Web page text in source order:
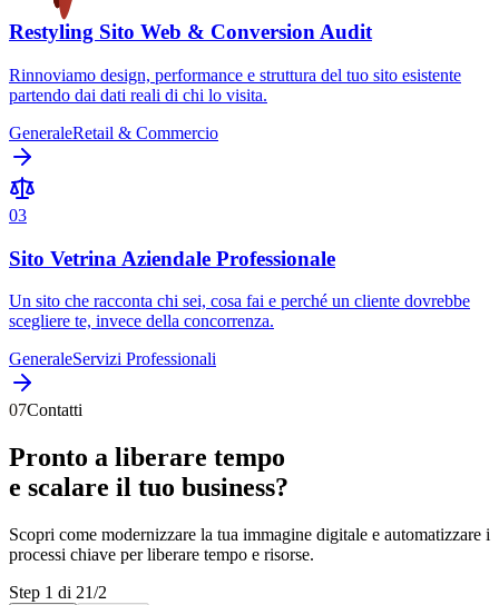
Restyling Sito Web & Conversion Audit
Rinnoviamo design, performance e struttura del tuo sito esistente
partendo dai dati reali di chi lo visita.
GeneraleRetail & Commercio
03
Sito Vetrina Aziendale Professionale
Un sito che racconta chi sei, cosa fai e perché un cliente dovrebbe
scegliere te, invece della concorrenza.
GeneraleServizi Professionali
07Contatti
Pronto a liberare tempo
e scalare il tuo business?
Scopri come modernizzare la tua immagine digitale e automatizzare i
processi chiave per liberare tempo e risorse.
Step 1 di 21/2